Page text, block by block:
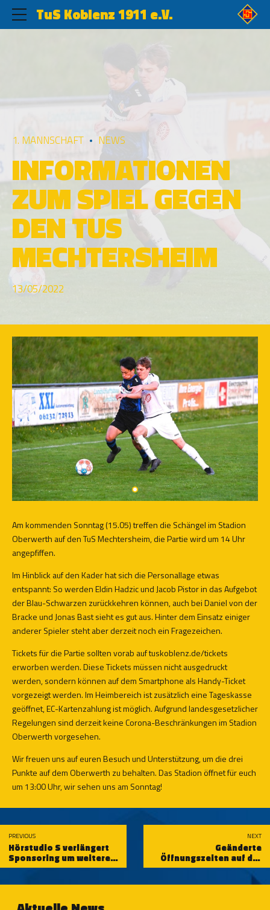
TuS Koblenz 1911 e.V.
1. MANNSCHAFT NEWS
INFORMATIONEN
ZUM SPIEL GEGEN
DEN TUS
MECHTERSHEIM
13/05/2022
Am kommenden Sonntag (15.05) treffen die Schängel im Stadion
Oberwerth auf den TuS Mechtersheim, die Partie wird um 14 Uhr
angepfiffen.
Im Hinblick auf den Kader hat sich die Personallage etwas
entspannt: So werden Eldin Hadzic und Jacob Pistor in das Aufgebot
der Blau-Schwarzen zurückkehren können, auch bei Daniel von der
Bracke und Jonas Bast sieht es gut aus. Hinter dem Einsatz einiger
anderer Spieler steht aber derzeit noch ein Fragezeichen.
Tickets für die Partie sollten vorab auftuskoblenz.de/tickets
erworben werden. Diese Tickets müssen nicht ausgedruckt
werden, sondern können auf dem Smartphone als Handy-Ticket
vorgezeigt werden. Im Heimbereich ist zusätzlich eine Tageskasse
geöffnet, EC-Kartenzahlung ist möglich. Aufgrund landesgesetzlicher
Regelungen sind derzeit keine Corona-Beschränkungen im Stadion
Oberwerth vorgesehen.
Wir freuen uns auf euren Besuch und Unterstützung, um die drei
Punkte auf dem Oberwerth zu behalten. Das Stadion öffnet für euch
um 13:00 Uhr, wir sehen uns am Sonntag!
PREVIOUS
Hörstudio S verlängert
Sponsoring um weitere
zwei Jahre
NEXT
Geänderte
Öffnungszeiten auf der
Geschäftsstelle